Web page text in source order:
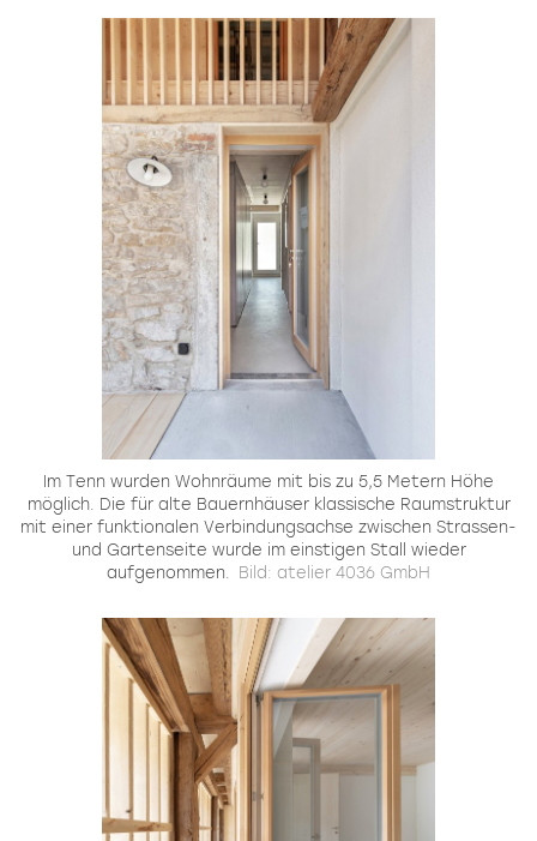
Im Tenn wurden Wohnräume mit bis zu 5,5 Metern Höhe
möglich. Die für alte Bauernhäuser klassische Raumstruktur
mit einer funktionalen Verbindungsachse zwischen Strassen-
und Gartenseite wurde im einstigen Stall wieder
aufgenommen.
Bild: atelier 4036 GmbH